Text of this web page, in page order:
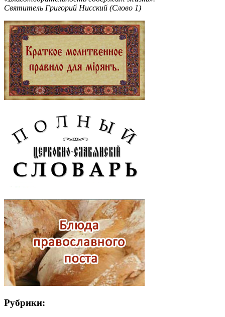
Святитель Григорий Нисский (Слово 1)
Рубрики: